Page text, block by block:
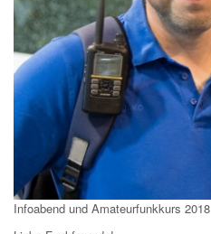
Infoabend und Amateurfunkkurs 2018